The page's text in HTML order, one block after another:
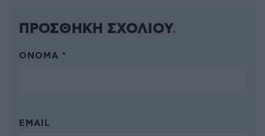
ΠΡΟΣΘΗΚΗ ΣΧΟΛΙΟΥ
ΌΝΟΜΑ *
EMAIL